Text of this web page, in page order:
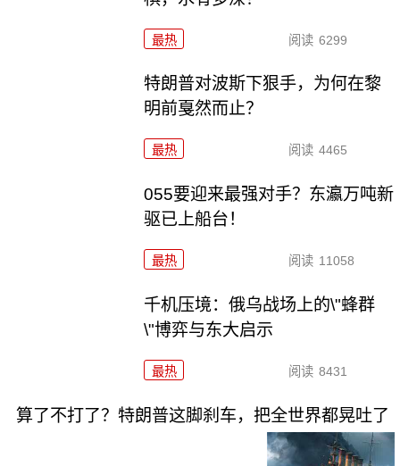
最热 阅读 6299
特朗普对波斯下狠手，为何在黎
明前戛然而止？
最热 阅读 4465
055要迎来最强对手？东瀛万吨新
驱已上船台！
最热 阅读 11058
千机压境：俄乌战场上的\"蜂群
\"博弈与东大启示
最热 阅读 8431
算了不打了？特朗普这脚刹车，把全世界都晃吐了